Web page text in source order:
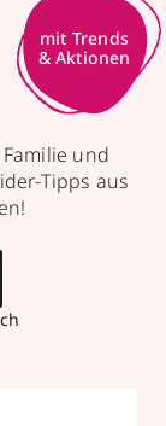
und
Tipps aus